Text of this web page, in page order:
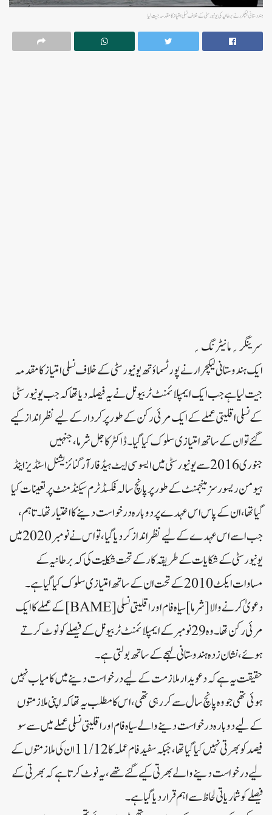
ہندوستانی لیکچرر نے برطانیہ کی یونیورسٹی کے خلاف نسلی امتیاز کا مقدمہ جیت لیا
سرینگر؍مانیٹرنگ؍
ایک ہندوستانی لیکچرار نے پورٹسماؤتھ یونیورسٹی کے خلاف نسلی امتیاز کا مقدمہ
جیت لیا ہے جب ایک ایمپلائمنٹ ٹربیونل نے یہ فیصلہ دیا تھا کہ جب یونیورسٹی
کے نسلی اقلیتی عملے کے ایک مرئی رکن کے طور پر کردار کے لیے نظر انداز کیے
گئے تو ان کے ساتھ امتیازی سلوک کیا گیا۔ ڈاکٹر کاجل شرما، جنہیں
جنوری 2016 سے یونیورسٹی میں ایسوسی ایٹ ہیڈ فار آرگنائزیشنل اسٹڈیز اینڈ
ہیومن ریسورسز مینجمنٹ کے طور پر پانچ سالہ فکسڈ ٹرم سیکنڈمنٹ پر تعینات کیا
گیا تھا، ان کے پاس اس عہدے پر دوبارہ درخواست دینے کا اختیار تھا۔ تاہم،
جب اسے اس عہدے کے لیے نظر انداز کر دیا گیا، تو اس نے نومبر 2020 میں
یونیورسٹی کے شکایات کے طریقہ کار کے تحت شکایت کی کہ برطانیہ کے
مساوات ایکٹ 2010 کے تحت ان کے ساتھ امتیازی سلوک کیا گیا ہے۔
دعویٰ کرنے والا [شرما] سیاہ فام اور اقلیتی نسلی [BAME] کے عملے کا ایک
مرئی رکن تھا۔ وہ 29 نومبر کے ایمپلائمنٹ ٹربیونل کے فیصلے کو نوٹ کرتے
ہوئے، نشان زدہ ہندوستانی لہجے کے ساتھ بولتی ہے۔
حقیقت یہ ہے کہ دعویدار ملازمت کے لیے درخواست دینے میں کامیاب نہیں
ہوئی تھی جو وہ پانچ سال سے کر رہی تھی، اس کا مطلب یہ تھا کہ اپنی ملازمتوں
کے لیے دوبارہ درخواست دینے والے سیاہ فام اور اقلیتی نسلی عملے میں سے سو
فیصد کو بھرتی نہیں کیا گیا تھا، جبکہ سفید فام عملہ کا 11/12 ان کی ملازمتوں کے
لیے درخواست دینے والے بھرتی کیے گئے تھے، یہ نوٹ کرتا ہے کہ بھرتی کے
فیصلے کو شماریاتی لحاظ سے اہم قرار دیا گیا ہے۔